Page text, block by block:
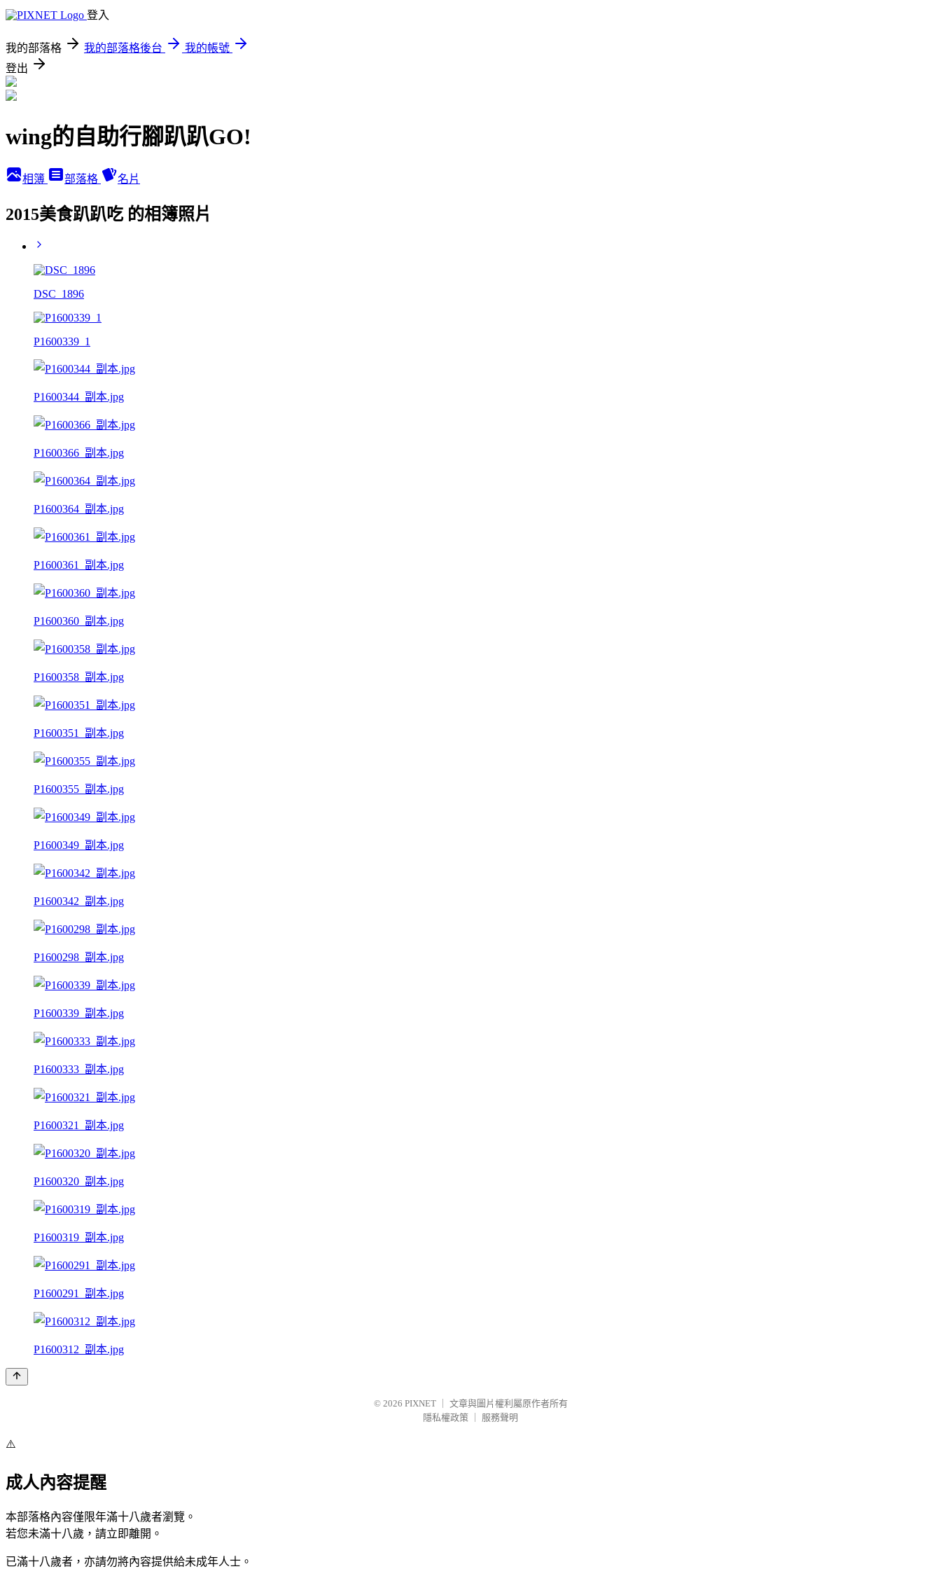
登入
我的部落格 我的部落格後台
我的帳號
登出
wing的自助行腳趴趴GO!
相簿 部落格 名片
2015美食趴趴吃 的相簿照片
DSC_1896
P1600339_1
P1600344_副本.jpg
P1600366_副本.jpg
P1600364_副本.jpg
P1600361_副本.jpg
P1600360_副本.jpg
P1600358_副本.jpg
P1600351_副本.jpg
P1600355_副本.jpg
P1600349_副本.jpg
P1600342_副本.jpg
P1600298_副本.jpg
P1600339_副本.jpg
P1600333_副本.jpg
P1600321_副本.jpg
P1600320_副本.jpg
P1600319_副本.jpg
P1600291_副本.jpg
P1600312_副本.jpg
© 2026 PIXNET
文章與圖片權利屬原作者所有
隱私權政策
服務聲明
⚠️
成人內容提醒
本部落格內容僅限年滿十八歲者瀏覽。
若您未滿十八歲，請立即離開。
已滿十八歲者，亦請勿將內容提供給未成年人士。